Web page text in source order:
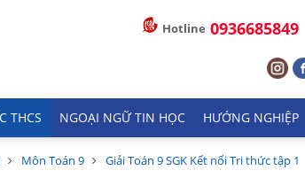
Hotline 0936685849
THCS NGOẠI NGỮ TIN HỌC HƯỚNG NGHIỆP
Môn Toán 9
Giải Toán 9 SGK Kết nối Tri thức tập 1